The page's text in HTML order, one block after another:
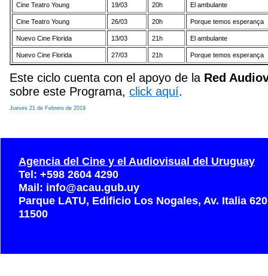
Cine Teatro Young 19/03 20h El ambulante
Cine Teatro Young 26/03 20h Porque temos esperança
Nuevo Cine Florida 13/03 21h El ambulante
Nuevo Cine Florida 27/03 21h Porque temos esperança
Este ciclo cuenta con el apoyo de la Red
sobre este Programa, click aquí.
Jueves 21 de Febrero de 2019
Agencia del Cine y el Audiovisual del Uruguay
Tel: +598 2604 4290
Mail: info@acau.gub.uy
Parque LATU, Edificio Los Nogales, Av. Italia
11500